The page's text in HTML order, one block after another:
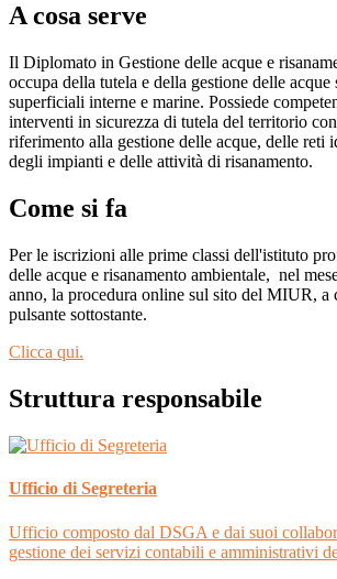
A cosa serve
Il Diplomato in Gestione delle acque e
occupa della tutela e della gestione delle acque
superficiali interne e marine. Possiede
interventi in sicurezza di tutela del territorio
riferimento alla gestione delle acque, delle reti
degli impianti e delle attività di risanamento.
Come si fa
Per le iscrizioni alle prime classi dell'istituto
delle acque e risanamento ambientale, nel
anno, la procedura online sul sito del MIUR, a
pulsante sottostante.
Clicca qui.
Struttura responsabile
Ufficio di Segreteria
Ufficio composto dal DSGA e dai suoi
gestione dei servizi contabili e amministrativi